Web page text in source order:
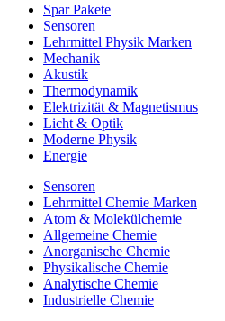
Spar Pakete
Sensoren
Lehrmittel Physik Marken
Mechanik
Akustik
Thermodynamik
Elektrizität & Magnetismus
Licht & Optik
Moderne Physik
Energie
Sensoren
Lehrmittel Chemie Marken
Atom & Molekülchemie
Allgemeine Chemie
Anorganische Chemie
Physikalische Chemie
Analytische Chemie
Industrielle Chemie